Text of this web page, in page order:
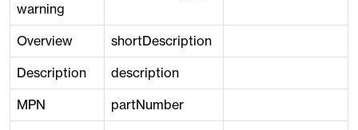
warning
Overview
shortDescription
Description
description
MPN
partNumber